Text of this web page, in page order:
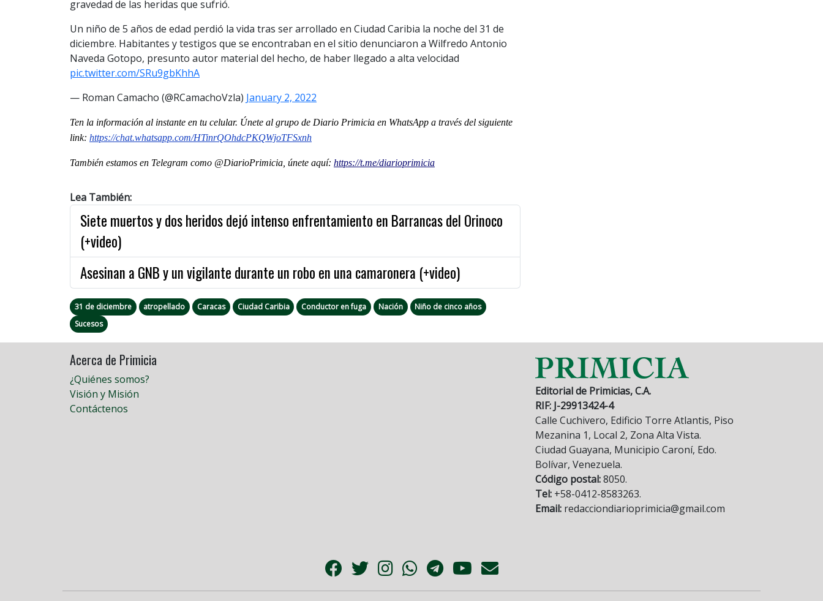
gravedad de las heridas que sufrió.
Un niño de 5 años de edad perdió la vida tras ser arrollado en Ciudad Caribia la noche del 31 de
diciembre. Habitantes y testigos que se encontraban en el sitio denunciaron a Wilfredo Antonio
Naveda Gotopo, presunto autor material del hecho, de haber llegado a alta velocidad
pic.twitter.com/SRu9gbKhhA
— Roman Camacho (@RCamachoVzla) January 2, 2022
Ten la información al instante en tu celular. Únete al grupo de Diario Primicia en WhatsApp a través del siguiente
link: https://chat.whatsapp.com/HTinrQOhdcPKQWjoTFSxnh
También estamos en Telegram como @DiarioPrimicia, únete aquí: https://t.me/diarioprimicia
Lea También:
Siete muertos y dos heridos dejó intenso enfrentamiento en Barrancas del Orinoco
(+video)
Asesinan a GNB y un vigilante durante un robo en una camaronera (+video)
31 de diciembre atropellado Caracas Ciudad Caribia Conductor en fuga Nación
Niño de cinco años
Sucesos
Acerca de Primicia
¿Quiénes somos?
Visión y Misión
Contáctenos
Editorial de Primicias, C.A.
RIF: J-29913424-4
Calle Cuchivero, Edificio Torre Atlantis, Piso
Mezanina 1, Local 2, Zona Alta Vista.
Ciudad Guayana, Municipio Caroní, Edo.
Bolívar, Venezuela.
Código postal:8050.
Tel: +58-0412-8583263.
Email: redacciondiarioprimicia@gmail.com